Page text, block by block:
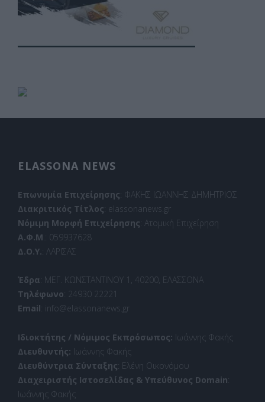
ELASSONA NEWS
Επωνυμία Επιχείρησης: ΦΑΚΗΣ ΙΩΑΝΝΗΣ ΔΗΜΗΤΡΙΟΣ
Διακριτικός Τίτλος: elassonanews.gr
Νόμιμη Μορφή Επιχείρησης: Ατομική Επιχείρηση
Α.Φ.Μ .: 059937628
Δ.Ο.Υ.: ΛΑΡΙΣΑΣ
Έδρα: ΜΕΓ. ΚΩΝΣΤΑΝΤΙΝΟΥ 1, 40200, ΕΛΑΣΣΟΝΑ
Τηλέφωνο: 24930 22221
Email: info@elassonanews.gr
Ιδιοκτήτης / Νόμιμος Εκπρόσωπος: Ιωάννης Φακής
Διευθυντής: Ιωάννης Φακής
Διευθύντρια Σύνταξης: Ελένη Οικονόμου
Διαχειριστής Ιστοσελίδας & Υπεύθυνος Domain:
Ιωάννης Φακής